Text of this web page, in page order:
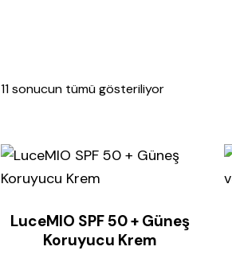
11 sonucun tümü gösteriliyor
LuceMIO SPF 50 + Güneş
Koruyucu Krem